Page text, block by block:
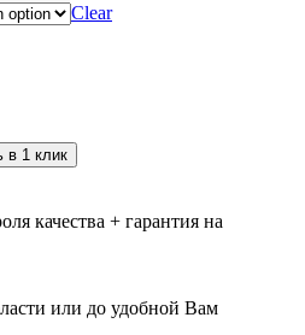
Clear
в 1 клик
качества + гарантия на
или до удобной Вам